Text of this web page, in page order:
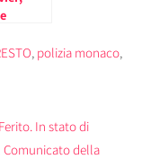
Carlo
, polizia monaco,
In stato di
Comunicato della